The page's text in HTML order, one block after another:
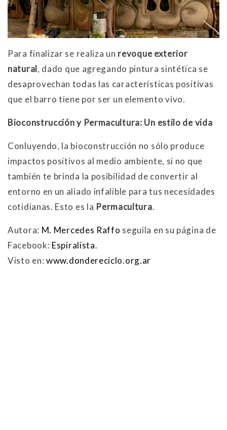
Para finalizar se realiza un revoque exterior
natural, dado que agregando pintura sintética se
desaprovechan todas las características positivas
que el barro tiene por ser un elemento vivo.
Bioconstrucción y Permacultura: Un estilo de vida
Conluyendo, la bioconstrucción no sólo produce
impactos positivos al medio ambiente, si no que
también te brinda la posibilidad de convertir al
entorno en un aliado infalible para tus necesidades
cotidianas. Esto es la Permacultura.
Autora: M. Mercedes Raffo seguila en su página de
Facebook: Espiralista.
Visto en: www.dondereciclo.org.ar